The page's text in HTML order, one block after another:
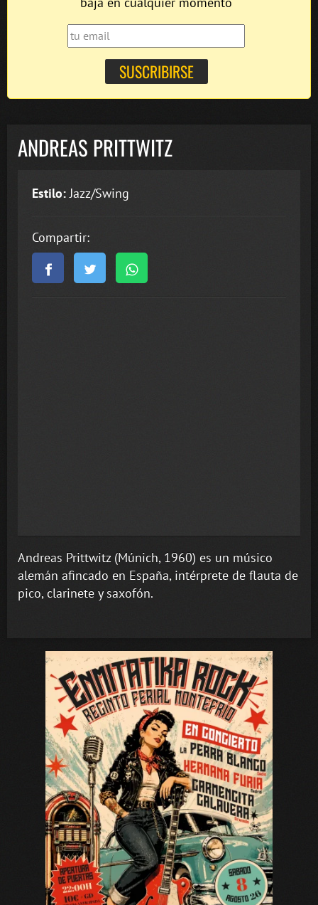
ANDREAS PRITTWITZ
Estilo: Jazz/Swing
Compartir:
Andreas Prittwitz (Múnich, 1960) es un músico
alemán afincado en España, intérprete de flauta de
pico, clarinete y saxofón.